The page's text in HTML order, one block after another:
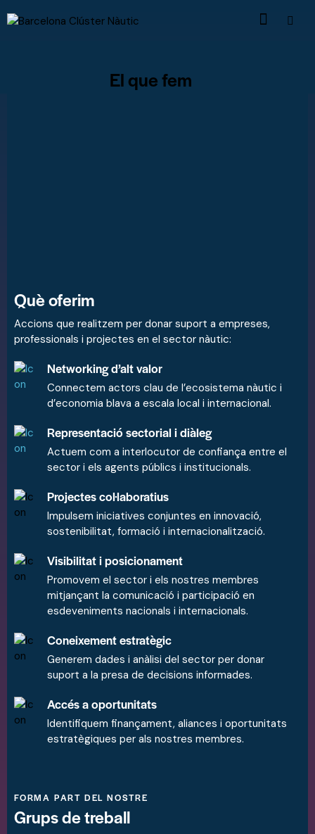
El que fem
Què oferim
Accions que realitzem per donar suport a empreses,
professionals i projectes en el sector nàutic:
Networking d’alt valor
Connectem actors clau de l’ecosistema nàutic i
d’economia blava a escala local i internacional.
Representació sectorial i diàleg
Actuem com a interlocutor de confiança entre el
sector i els agents públics i institucionals.
Projectes col·laboratius
Impulsem iniciatives conjuntes en innovació,
sostenibilitat, formació i internacionalització.
Visibilitat i posicionament
Promovem el sector i els nostres membres
mitjançant la comunicació i participació en
esdeveniments nacionals i internacionals.
Coneixement estratègic
Generem dades i anàlisi del sector per donar
suport a la presa de decisions informades.
Accés a oportunitats
Identifiquem finançament, aliances i oportunitats
estratègiques per als nostres membres.
FORMA PART DEL NOSTRE
Grups de treball